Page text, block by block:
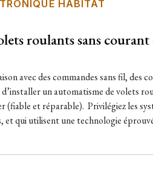
HABITAT
roulants sans courant
avec des commandes sans fil, des
un automatisme de volets
et réparable). Privilégiez les
et qui utilisent une technologie